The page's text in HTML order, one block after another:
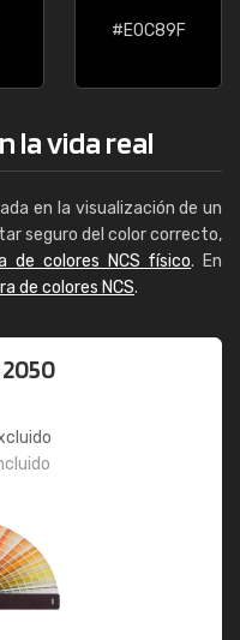
#E0C89F
la vida real
en la visualización de un
seguro del color correcto,
de colores NCS físico. En
de colores NCS.